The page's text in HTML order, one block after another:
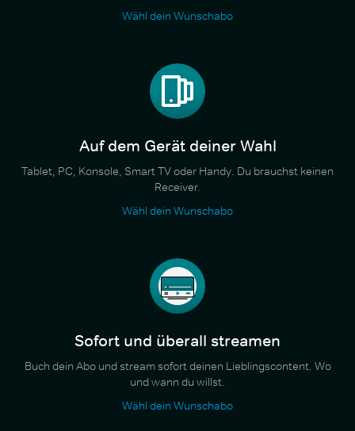
Wähl dein Wunschabo
Auf dem Gerät deiner Wahl
Tablet, PC, Konsole, Smart TV oder Handy. Du brauchst keinen
Receiver.
Wähl dein Wunschabo
Sofort und überall streamen
Buch dein Abo und stream sofort deinen Lieblingscontent. Wo
und wann du willst.
Wähl dein Wunschabo